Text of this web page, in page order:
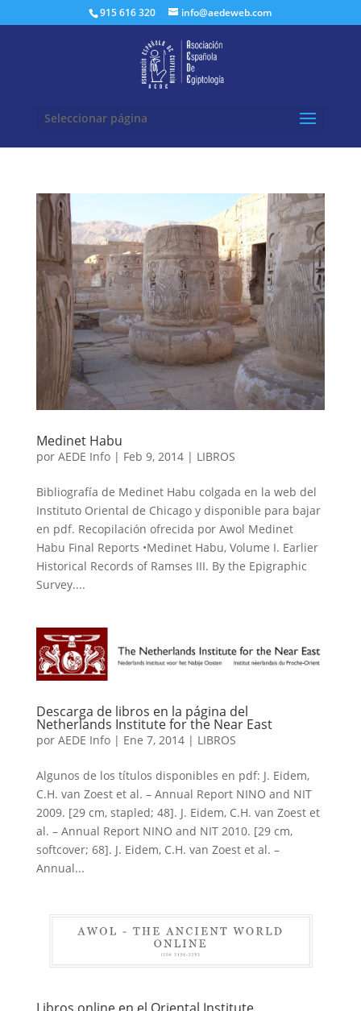
915 616 320 info@aedeweb.com
Seleccionar página
Medinet Habu
por AEDE Info| Feb 9, 2014| LIBROS
Bibliografía de Medinet Habu colgada en la web del
Instituto Oriental de Chicago y disponible para bajar
en pdf. Recopilación ofrecida por Awol Medinet
Habu Final Reports •Medinet Habu, Volume I. Earlier
Historical Records of Ramses III. By the Epigraphic
Survey....
Descarga de libros en la página del
Netherlands Institute for the Near East
por AEDE Info| Ene 7, 2014| LIBROS
Algunos de los títulos disponibles en pdf: J. Eidem,
C.H. van Zoest et al. – Annual Report NINO and NIT
2009. [29 cm, stapled; 48]. J. Eidem, C.H. van Zoest et
al. – Annual Report NINO and NIT 2010. [29 cm,
softcover; 68]. J. Eidem, C.H. van Zoest et al. –
Annual...
Libros online en el Oriental Institute